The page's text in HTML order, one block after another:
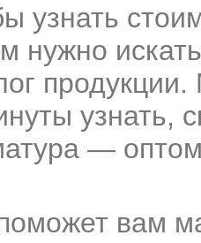
узнать
нужно
узнать,
—
вам